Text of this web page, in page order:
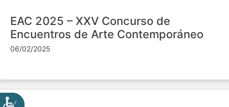
EAC 2025 – XXV Concurso de
Encuentros de Arte Contemporáneo
06/02/2025